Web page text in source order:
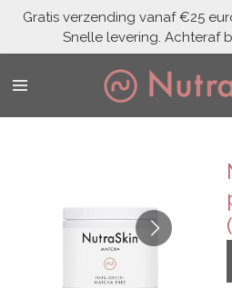
Skip
main
content
Gratis verzending vanaf €25
Snelle levering. Achteraf